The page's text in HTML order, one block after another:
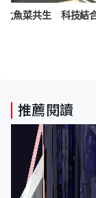
推薦閱讀